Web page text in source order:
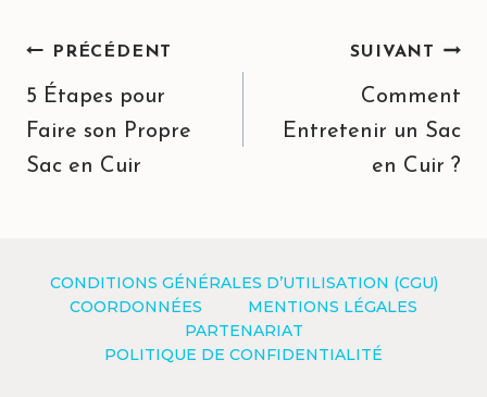
Navigation
de
l’article
PRÉCÉDENT
5 Étapes pour
Faire son Propre
Sac en Cuir
SUIVANT
Comment
Entretenir un Sac
en Cuir ?
CONDITIONS GÉNÉRALES D’UTILISATION (CGU)
COORDONNÉES
MENTIONS LÉGALES
PARTENARIAT
POLITIQUE DE CONFIDENTIALITÉ